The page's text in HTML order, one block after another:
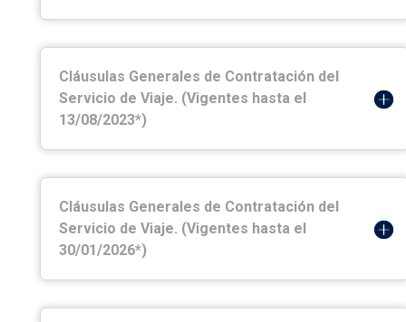
Cláusulas Generales de Contratación del
Servicio de Viaje. (Vigentes hasta el
13/08/2023*)
Cláusulas Generales de Contratación del
Servicio de Viaje. (Vigentes hasta el
30/01/2026*)